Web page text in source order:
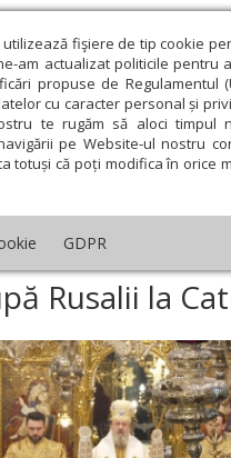
utilizează fişiere de tip cookie
am actualizat politicile pentru
propuse de Regulamentul
cu caracter personal și
te rugăm să aloci timpul
pe Website-ul nostru
totuși că poți modifica în orice
GDPR
An omagial
Teologie și
Știri › Duminica a 26-a după
Rusalii la
Ianuarie Februarie